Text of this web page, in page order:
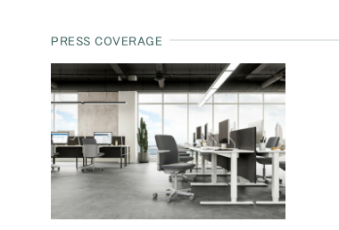
PRESS COVERAGE